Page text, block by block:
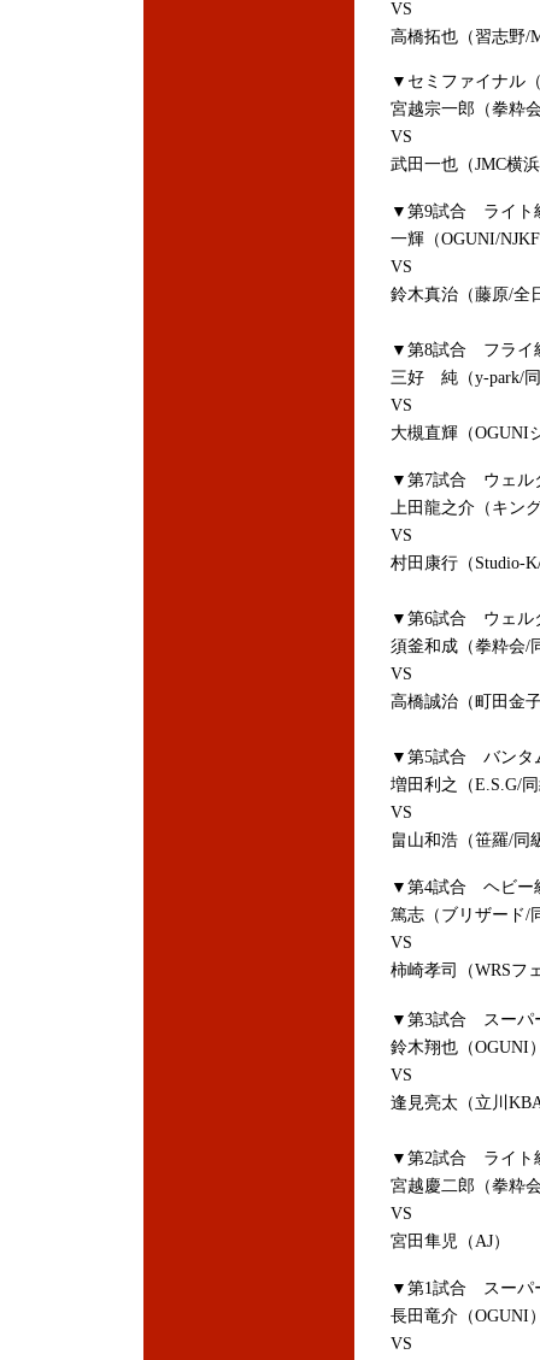
VS
高橋拓也（
▼セミファイナル
宮越宗一郎（拳粋
VS
武田一也（JMC横
▼第9試合 ライト
一輝（OGUNI/
VS
鈴木真治（藤
▼第8試合 フライ
三好 純（y-park/
VS
大槻直輝（
▼第7試合 ウェル
上田龍之介（キン
VS
村田康行（Studio-
▼第6試合 ウェル
須釜和成（拳粋会/
VS
高橋誠治（町田金
▼第5試合 バンタ
増田利之（E.S.G/
VS
畠山和浩（笹羅/
▼第4試合 ヘビー
篤志（ブリザード/
VS
柿崎孝司（WRSフ
▼第3試合 スーパ
鈴木翔也（OGUNI
VS
逢見亮太（立川
▼第2試合 ライト
宮越慶二郎（拳粋
VS
宮田隼児（AJ）
▼第1試合 スーパ
長田竜介（
VS